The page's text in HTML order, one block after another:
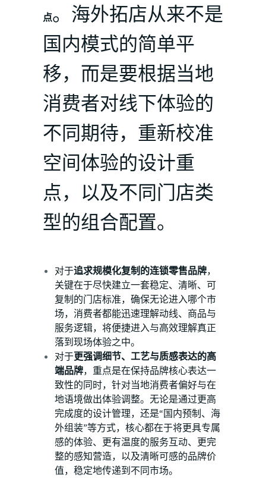
点。海外拓店从来不是
国内模式的简单平
移，而是要根据当地
消费者对线下体验的
不同期待，重新校准
空间体验的设计重
点，以及不同门店类
型的组合配置。
对于追求规模化复制的连锁零售品牌，
关键在于尽快建立一套稳定、清晰、可
复制的门店标准，确保无论进入哪个市
场，消费者都能迅速理解动线、商品与
服务逻辑，将便捷进入与高效理解真正
落到现场体验之中。
对于更强调细节、工艺与质感表达的高
端品牌，重点是在保持品牌核心表达一
致性的同时，针对当地消费者偏好与在
地语境做出体验调整。无论是通过更高
完成度的设计管理，还是“国内预制、海
外组装”等方式，核心都在于将更具专属
感的体验、更有温度的服务互动、更完
整的感知营造，以及清晰可感的品牌价
值，稳定地传递到不同市场。